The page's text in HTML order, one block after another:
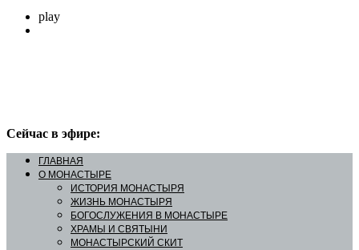
play
Сейчас в эфире:
ГЛАВНАЯ
О МОНАСТЫРЕ
ИСТОРИЯ МОНАСТЫРЯ
ЖИЗНЬ МОНАСТЫРЯ
БОГОСЛУЖЕНИЯ В МОНАСТЫРЕ
ХРАМЫ И СВЯТЫНИ
МОНАСТЫРСКИЙ СКИТ